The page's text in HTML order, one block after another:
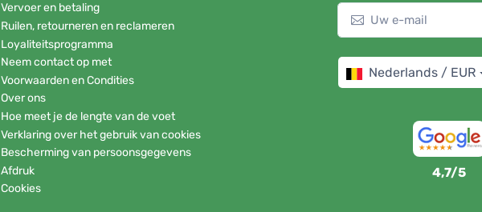
Vervoer en betaling
Ruilen, retourneren en reclameren
Loyaliteitsprogramma
Neem contact op met
Voorwaarden en Condities
Over ons
Hoe meet je de lengte van de voet
Verklaring over het gebruik van cookies
Bescherming van persoonsgegevens
Afdruk
Cookies
Nederlands / EUR
4,7/5